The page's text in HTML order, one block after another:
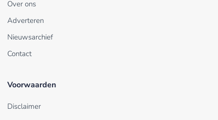
Over ons
Adverteren
Nieuwsarchief
Contact
Voorwaarden
Disclaimer